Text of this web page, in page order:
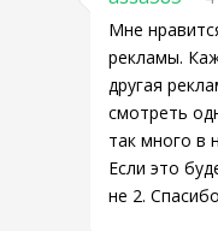
Мне
рекламы.
другая
смотреть
так много в
Если это
не 2.